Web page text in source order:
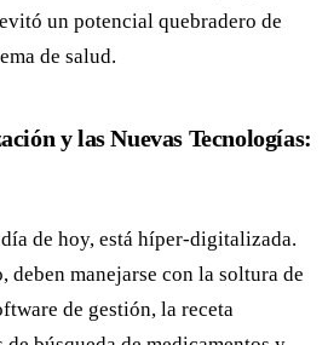
un potencial quebradero de
de salud.
y las Nuevas Tecnologías:
de hoy, está híper-digitalizada.
deben manejarse con la soltura de
de gestión, la receta